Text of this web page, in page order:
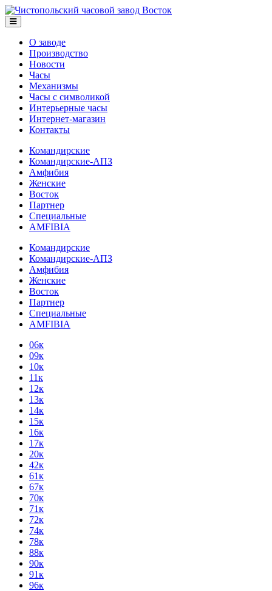
О заводе
Производство
Новости
Часы
Механизмы
Часы с символикой
Интерьерные часы
Интернет-магазин
Контакты
Командирские
Командирские-АПЗ
Амфибия
Женские
Восток
Партнер
Специальные
AMFIBIA
Командирские
Командирские-АПЗ
Амфибия
Женские
Восток
Партнер
Специальные
AMFIBIA
06к
09к
10к
11к
12к
13к
14к
15к
16к
17к
20к
42к
61к
67к
70к
71к
72к
74к
78к
88к
90к
91к
96к